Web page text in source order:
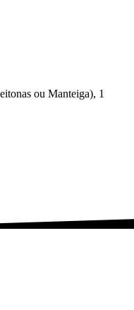
ou Manteiga), 1